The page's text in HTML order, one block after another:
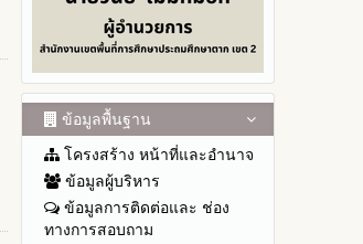
ข้อมูลพื้นฐาน
โครงสร้าง หน้าที่และอำนาจ
ข้อมูลผู้บริหาร
ข้อมูลการติดต่อและ ช่อง
ทางการสอบถาม